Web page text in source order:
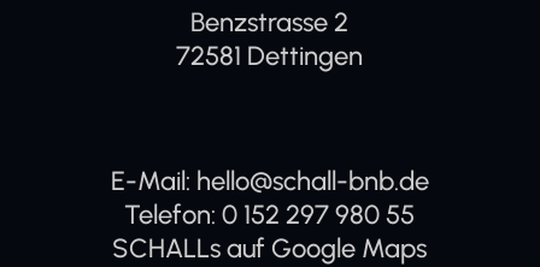
Benzstrasse 2
72581 Dettingen
E-Mail: hello@schall-bnb.de
Telefon:0 152 297 980 55
SCHALLs auf Google Maps